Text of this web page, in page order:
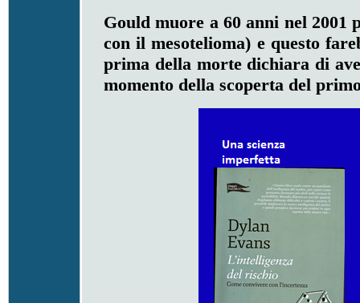
Gould muore a 60 anni nel 2001
con il mesotelioma) e questo
prima della morte dichiara di
momento della scoperta del